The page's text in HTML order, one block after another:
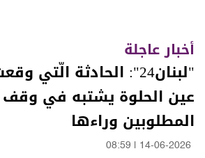
أخبار عاجلة
"لبنان24": الحادثة
عين الحلوة يشتبه في وقف
المطلوبين وراءها
14-06-2026
08:59